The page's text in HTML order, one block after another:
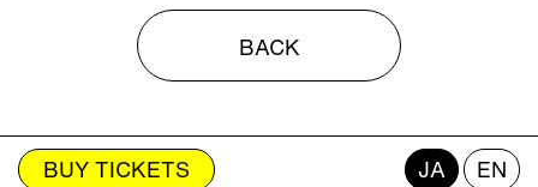
BACK
BUY TICKETS JA EN